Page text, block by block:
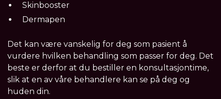
Skinbooster
Dermapen
Det kan være vanskelig for deg som pasient å
vurdere hvilken behandling som passer for deg. Det
beste er derfor at du bestiller en konsultasjontime,
slik at en av våre behandlere kan se på deg og
huden din.